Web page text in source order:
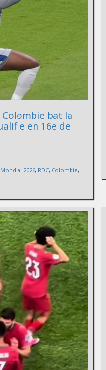
bat la
en 16e de
Mondial 2026, RDC, Colombie,